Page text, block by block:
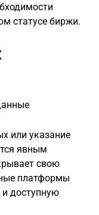
статусе биржи.
или указание
явным
свою
платформы
доступную